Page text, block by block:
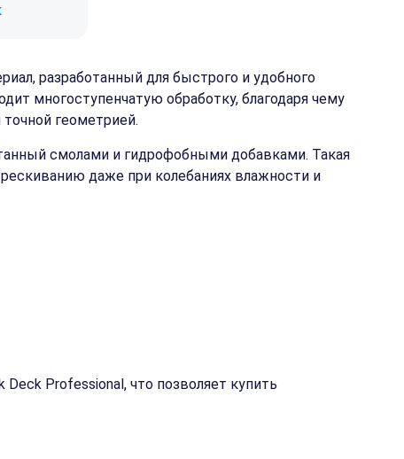
разработанный для быстрого и удобного
многоступенчатую обработку, благодаря чему
геометрией.
смолами и гидрофобными добавками. Такая
даже при колебаниях влажности и
Professional, что позволяет купить